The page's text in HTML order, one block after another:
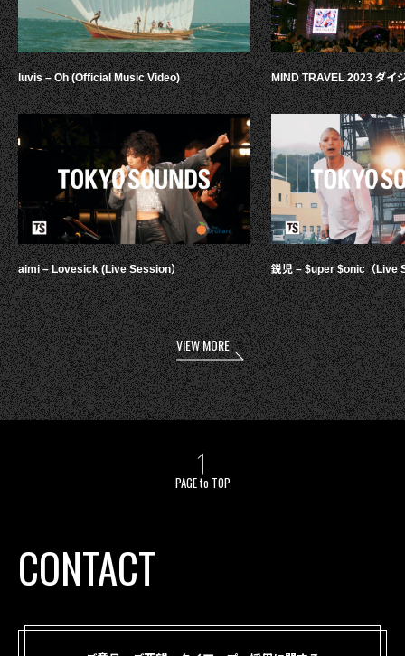
luvis – Oh (Official Music Video)
aimi – Lovesick (Live Session）
MIND TRAVEL 2023 ダイ
鋭児 – $uper $onic（Live
VIEW MORE
PAGE to TOP
CONTACT